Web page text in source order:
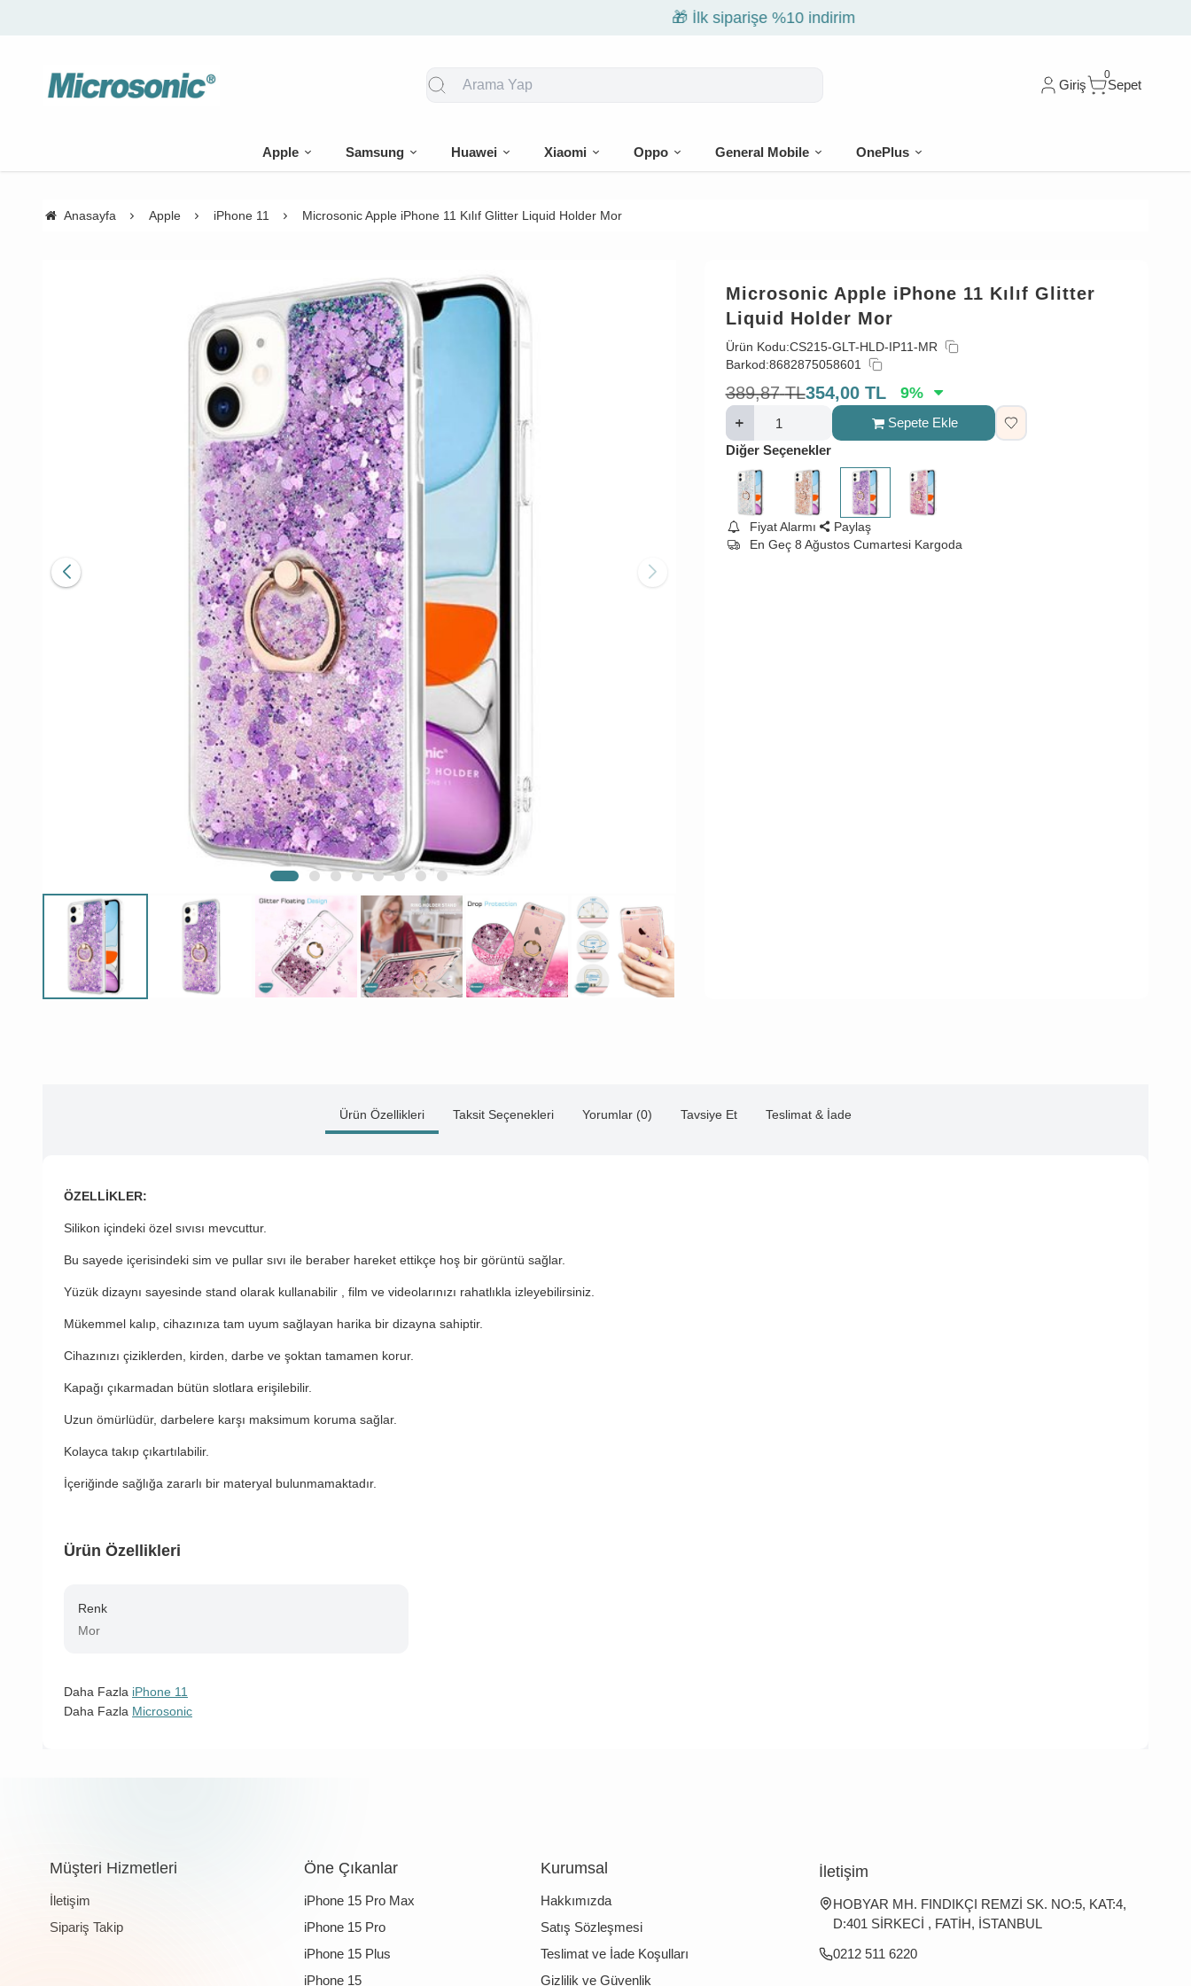
🎁 İlk siparişe %10 indirim
Giriş
0
Sepet
Apple Samsung Huawei Xiaomi Oppo General Mobile OnePlus
Anasayfa Apple iPhone 11 Microsonic Apple iPhone 11 Kılıf Glitter Liquid Holder Mor
Microsonic Apple iPhone 11 Kılıf Glitter
Liquid Holder Mor
Ürün Kodu:CS215-GLT-HLD-IP11-MR
Barkod:8682875058601
389,87 TL354,00 TL 9%
Sepete Ekle
Diğer Seçenekler
Fiyat Alarmı
Paylaş
En Geç 8 Ağustos Cumartesi Kargoda
Ürün Özellikleri Taksit Seçenekleri Yorumlar (0) Tavsiye Et Teslimat & İade
ÖZELLİKLER:
Silikon içindeki özel sıvısı mevcuttur.
Bu sayede içerisindeki sim ve pullar sıvı ile beraber hareket ettikçe hoş bir görüntü sağlar.
Yüzük dizaynı sayesinde stand olarak kullanabilir , film ve videolarınızı rahatlıkla izleyebilirsiniz.
Mükemmel kalıp, cihazınıza tam uyum sağlayan harika bir dizayna sahiptir.
Cihazınızı çiziklerden, kirden, darbe ve şoktan tamamen korur.
Kapağı çıkarmadan bütün slotlara erişilebilir.
Uzun ömürlüdür, darbelere karşı maksimum koruma sağlar.
Kolayca takıp çıkartılabilir.
İçeriğinde sağlığa zararlı bir materyal bulunmamaktadır.
Ürün Özellikleri
Renk
Mor
Daha Fazla iPhone 11
Daha Fazla Microsonic
Müşteri Hizmetleri
İletişim
Sipariş Takip
Öne Çıkanlar
iPhone 15 Pro Max
iPhone 15 Pro
iPhone 15 Plus
iPhone 15
Kurumsal
Hakkımızda
Satış Sözleşmesi
Teslimat ve İade Koşulları
Gizlilik ve Güvenlik
İletişim
HOBYAR MH. FINDIKÇI REMZİ SK. NO:5, KAT:4,
D:401 SİRKECİ , FATİH, İSTANBUL
0212 511 6220